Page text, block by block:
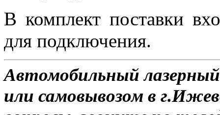
В комплект поставки
для подключения.
Автомобильный
или самовывозом в